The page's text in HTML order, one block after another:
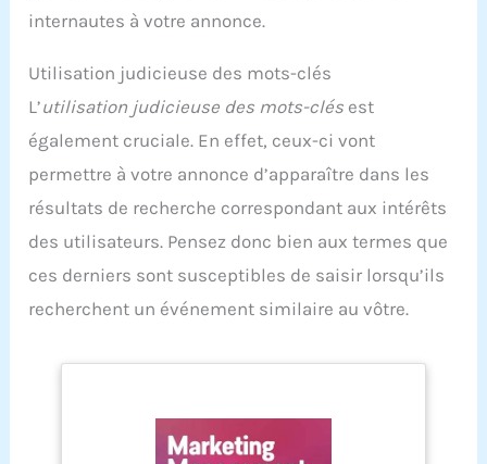
internautes à votre annonce.
Utilisation judicieuse des mots-clés
L’utilisation judicieuse des mots-clés est
également cruciale. En effet, ceux-ci vont
permettre à votre annonce d’apparaître dans les
résultats de recherche correspondant aux intérêts
des utilisateurs. Pensez donc bien aux termes que
ces derniers sont susceptibles de saisir lorsqu’ils
recherchent un événement similaire au vôtre.